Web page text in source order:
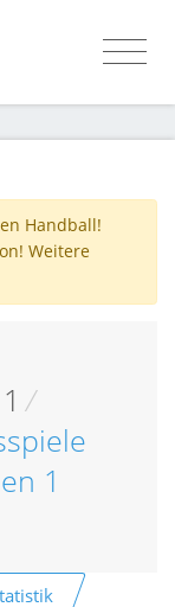
Handball!
Weitere
/
1